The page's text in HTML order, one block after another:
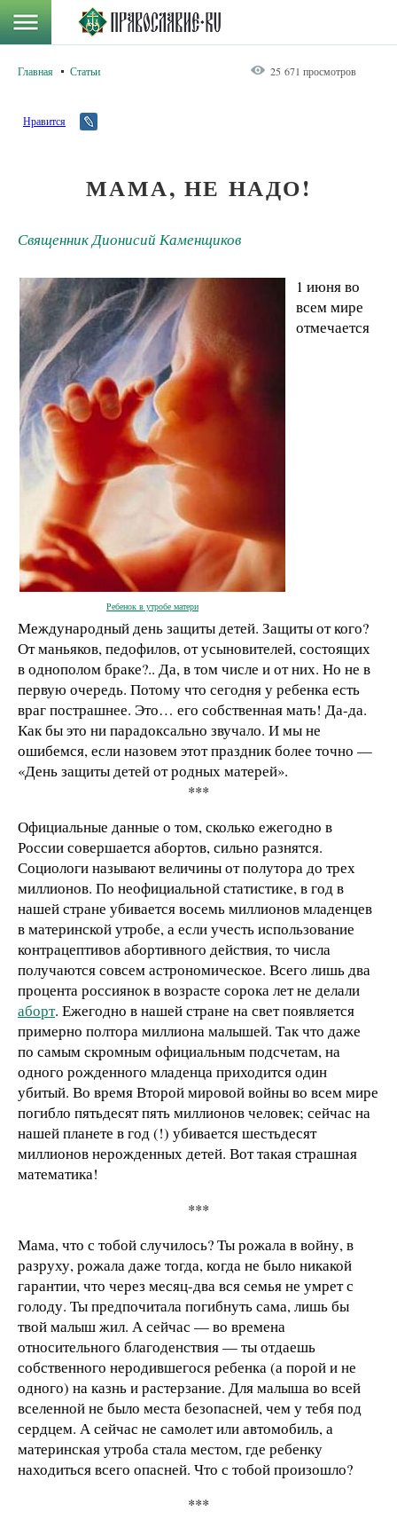
Главная Статьи 25 671 просмотров
Нравится
МАМА, НЕ НАДО!
Священник Дионисий Каменщиков
Ребенок в утробе матери
1 июня во
всем мире
отмечается
Международный день защиты детей. Защиты от кого?
От маньяков, педофилов, от усыновителей, состоящих
в однополом браке?.. Да, в том числе и от них. Но не в
первую очередь. Потому что сегодня у ребенка есть
враг пострашнее. Это… его собственная мать! Да-да.
Как бы это ни парадоксально звучало. И мы не
ошибемся, если назовем этот праздник более точно —
«День защиты детей от родных матерей».
***
Официальные данные о том, сколько ежегодно в
России совершается абортов, сильно разнятся.
Социологи называют величины от полутора до трех
миллионов. По неофициальной статистике, в год в
нашей стране убивается восемь миллионов младенцев
в материнской утробе, а если учесть использование
контрацептивов абортивного действия, то числа
получаются совсем астрономическое. Всего лишь два
процента россиянок в возрасте сорока лет не делали
аборт. Ежегодно в нашей стране на свет появляется
примерно полтора миллиона малышей. Так что даже
по самым скромным официальным подсчетам, на
одного рожденного младенца приходится один
убитый. Во время Второй мировой войны во всем мире
погибло пятьдесят пять миллионов человек; сейчас на
нашей планете в год (!) убивается шестьдесят
миллионов нерожденных детей. Вот такая страшная
математика!
***
Мама, что с тобой случилось? Ты рожала в войну, в
разруху, рожала даже тогда, когда не было никакой
гарантии, что через месяц-два вся семья не умрет с
голоду. Ты предпочитала погибнуть сама, лишь бы
твой малыш жил. А сейчас — во времена
относительного благоденствия — ты отдаешь
собственного неродившегося ребенка (а порой и не
одного) на казнь и растерзание. Для малыша во всей
вселенной не было места безопасней, чем у тебя под
сердцем. А сейчас не самолет или автомобиль, а
материнская утроба стала местом, где ребенку
находиться всего опасней. Что с тобой произошло?
***